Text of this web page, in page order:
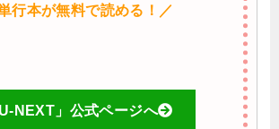
行本が無料で読める！／
U-NEXT」公式ページへ